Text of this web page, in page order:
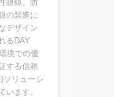
眼鏡、防
の製造に
デザイン
るDAY
境での優
する信頼
ソリューシ
います。